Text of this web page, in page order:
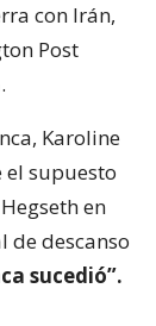
con Irán,
Post
Karoline
el supuesto
en
de descanso
sucedió”.